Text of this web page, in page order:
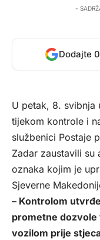
-
Dodajte
U petak, 8. svibnja
tijekom kontrole i
službenici Postaje
Zadar zaustavili su
oznaka kojim je
Sjeverne
– Kontrolom
prometne dozvole
vozilom prije